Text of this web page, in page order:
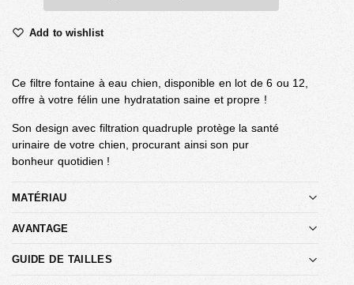
Add to wishlist
Ce filtre fontaine à eau chien, disponible en lot de 6 ou 12,
offre à votre félin une hydratation saine et propre !
Son design avec filtration quadruple protège la santé
urinaire de votre chien, procurant ainsi son pur
bonheur quotidien !
MATÉRIAU
AVANTAGE
GUIDE DE TAILLES